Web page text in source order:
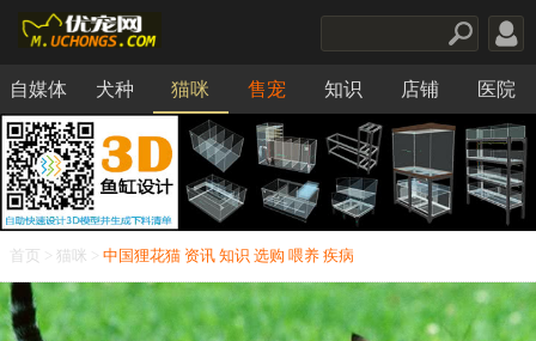
自媒体 犬种 猫咪 售宠 知识 店铺 医院
食品
首页 猫咪 中国狸花猫 资讯 知识 选购 喂养 疾病